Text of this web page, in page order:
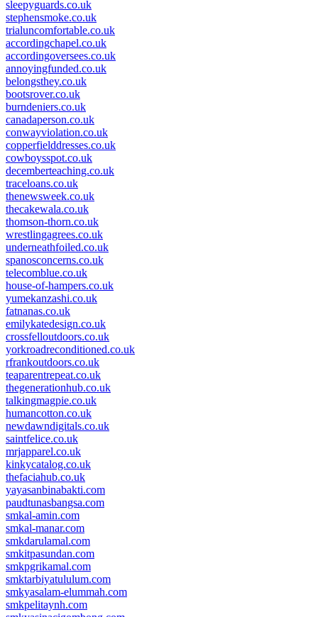
sleepyguards.co.uk
stephensmoke.co.uk
trialuncomfortable.co.uk
accordingchapel.co.uk
accordingoversees.co.uk
annoyingfunded.co.uk
belongsthey.co.uk
bootsrover.co.uk
burndeniers.co.uk
canadaperson.co.uk
conwayviolation.co.uk
copperfielddresses.co.uk
cowboysspot.co.uk
decemberteaching.co.uk
traceloans.co.uk
thenewsweek.co.uk
thecakewala.co.uk
thomson-thorn.co.uk
wrestlingagrees.co.uk
underneathfoiled.co.uk
spanosconcerns.co.uk
telecomblue.co.uk
house-of-hampers.co.uk
yumekanzashi.co.uk
fatnanas.co.uk
emilykatedesign.co.uk
crossfelloutdoors.co.uk
yorkroadreconditioned.co.uk
rfrankoutdoors.co.uk
teaparentrepeat.co.uk
thegenerationhub.co.uk
talkingmagpie.co.uk
humancotton.co.uk
newdawndigitals.co.uk
saintfelice.co.uk
mrjapparel.co.uk
kinkycatalog.co.uk
thefaciahub.co.uk
yayasanbinabakti.com
paudtunasbangsa.com
smkal-amin.com
smkal-manar.com
smkdarulamal.com
smkitpasundan.com
smkpgrikamal.com
smktarbiyatululum.com
smkyasalam-elummah.com
smkpelitaynh.com